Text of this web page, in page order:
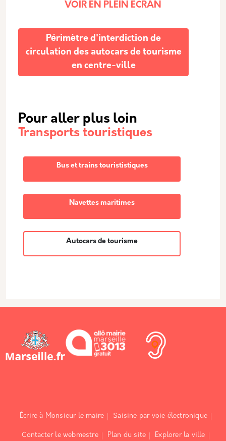
VOIR EN PLEIN ÉCRAN
Périmètre d'interdiction de
circulation des autocars de tourisme
en centre-ville
Pour aller plus loin
Transports touristiques
Bus et trains tourististiques
Navettes maritimes
Autocars de tourisme
Écrire à Monsieur le maire Saisine par voie électronique
Contacter le webmestre Plan du site Explorer la ville